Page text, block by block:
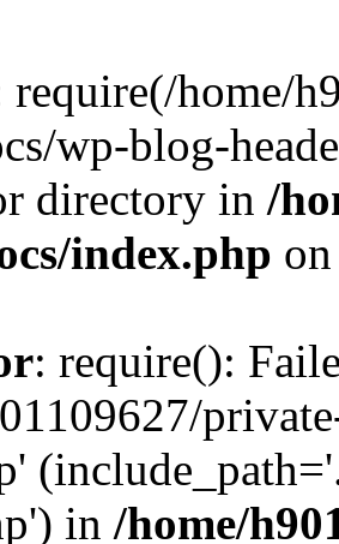
require(/home/
wp-blog-
directory in /
index.php
: require():
in /home/